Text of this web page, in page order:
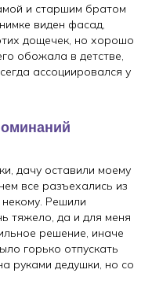
и старшим братом
виден фасад,
дощечек, но хорошо
обожала в детстве,
ассоциировался у
дачу оставили моему
все разъехались из
Решили
тяжело, да и для меня
решение, иначе
горько отпускать
руками дедушки, но со